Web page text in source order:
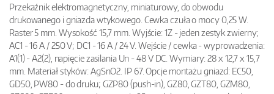
Przekaźnik elektromagnetyczny, miniaturowy, do obwodu
drukowanego i gniazda wtykowego. Cewka czuła o mocy 0,25 W.
Raster 5 mm. Wysokość 15,7 mm. Wyjście: 1Z - jeden zestyk zwierny;
AC1 - 16 A / 250 V; DC1 - 16 A / 24 V. Wejście / cewka - wyprowadzenia:
A1(1) - A2(2), napięcie zasilania Un - 48 V DC. Wymiary: 28 x 12,7 x 15,7
mm. Materiał styków: AgSnO2. IP 67. Opcje montażu gniazd: EC50,
GD50, PW80 - do druku; GZP80 (push-in), GZ80, GZT80, GZM80,